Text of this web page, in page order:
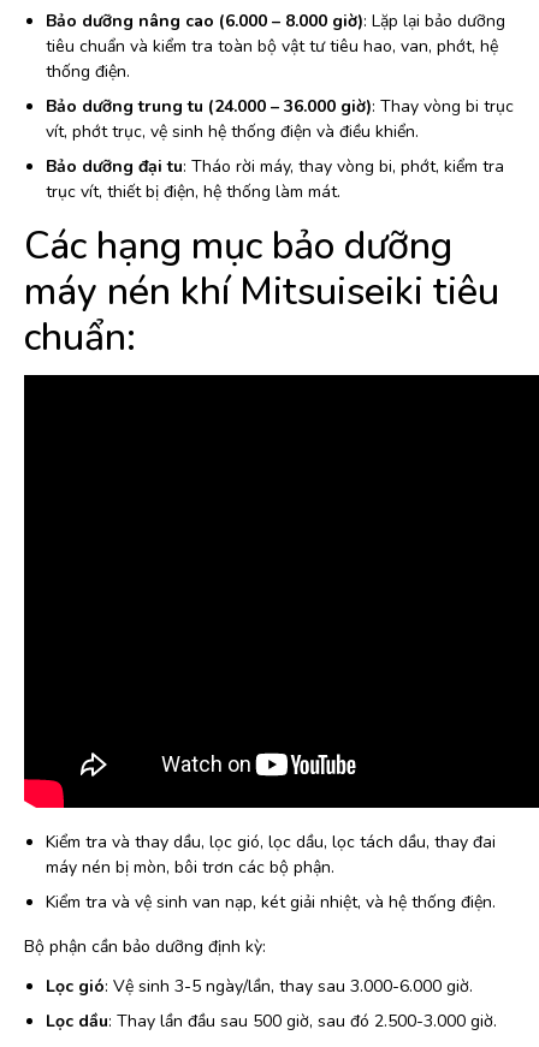
Bảo dưỡng nâng cao (6.000 – 8.000 giờ): Lặp lại bảo dưỡng
tiêu chuẩn và kiểm tra toàn bộ vật tư tiêu hao, van, phớt, hệ
thống điện.
Bảo dưỡng trung tu (24.000 – 36.000 giờ): Thay vòng bi trục
vít, phớt trục, vệ sinh hệ thống điện và điều khiển.
Bảo dưỡng đại tu: Tháo rời máy, thay vòng bi, phớt, kiểm tra
trục vít, thiết bị điện, hệ thống làm mát.
Các hạng mục bảo dưỡng
máy nén khí Mitsuiseiki tiêu
chuẩn:
Kiểm tra và thay dầu, lọc gió, lọc dầu, lọc tách dầu, thay đai
máy nén bị mòn, bôi trơn các bộ phận.
Kiểm tra và vệ sinh van nạp, két giải nhiệt, và hệ thống điện.
Bộ phận cần bảo dưỡng định kỳ:
Lọc gió: Vệ sinh 3-5 ngày/lần, thay sau 3.000-6.000 giờ.
Lọc dầu: Thay lần đầu sau 500 giờ, sau đó 2.500-3.000 giờ.